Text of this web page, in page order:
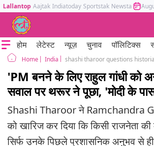
Lallantop Aajtak Indiatoday Sportstak Newstak
होम लेटेस्ट न्यूज़ चुनाव पॉलिटिक्स
Home India
'PM बनने के लिए राहुल गांधी को
सवाल पर थरूर ने पूछा, 'मोदी के
Shashi Tharoor ने Ramchandra
को खारिज कर दिया कि किसी राजनेता
सिर्फ उनके पिछले प्रशासनिक अनुभव से ही